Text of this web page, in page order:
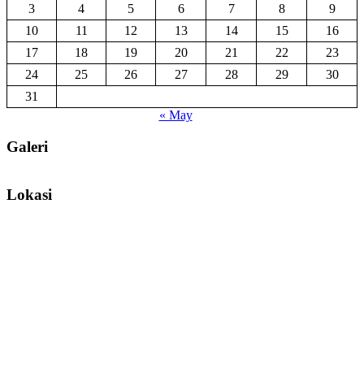
3
4 5 6 7 8
9
10
11 12 13 14 15
16
17
18 19 20 21 22
23
24
25 26 27 28 29
30
31
« May
Galeri
Lokasi